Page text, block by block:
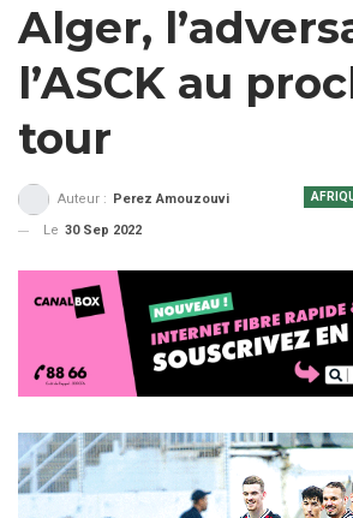
Alger,
l’ASCK au
tour
Auteur :
Perez Amouzouvi
Le 30 Sep 2022